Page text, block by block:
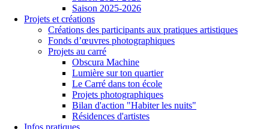
Saison 2025-2026
Projets et créations
Créations des participants aux pratiques artistiques
Fonds d’œuvres photographiques
Projets au carré
Obscura Machine
Lumière sur ton quartier
Le Carré dans ton école
Projets photographiques
Bilan d'action "Habiter les nuits"
Résidences d'artistes
Infos pratiques